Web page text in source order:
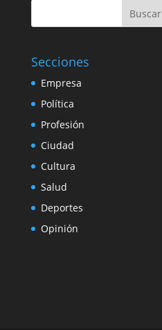
Buscar
Secciones
Empresa
Política
Profesión
Ciudad
Cultura
Salud
Deportes
Opinión